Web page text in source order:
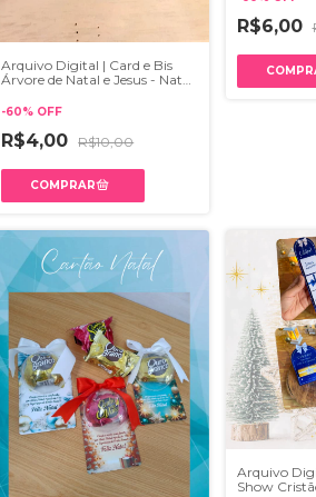
Arquivo Digital | Card e Bis
Árvore de Natal e Jesus - Natal
-60% OFF
R$4,00 R$10,00
R$6,00
Arquivo
Show